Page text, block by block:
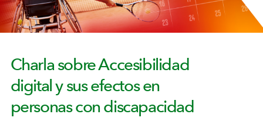
Charla sobre Accesibilidad
digital y sus efectos en
personas con discapacidad